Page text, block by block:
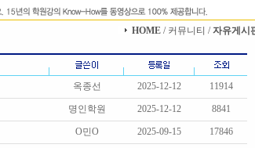
HOME / 커뮤니티 /자유게시
옥종선 2025-12-12 11914
명인학원 2025-12-12 8841
O민O 2025-09-15 17846